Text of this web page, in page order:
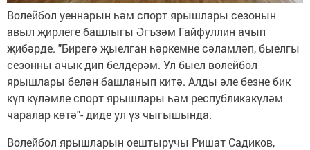
Волейбол уеннарын һәм спорт ярышлары сезонын
авыл җирлеге башлыгы Әгъзәм Гайфуллин ачып
җибәрде. "Бирегә җыелган һәркемне сәламләп, быелгы
сезонны ачык дип белдерәм. Ул быел волейбол
ярышлары белән башланып китә. Алды әле безне бик
күп күләмле спорт ярышлары һәм республикакүләм
чаралар көтә"- диде ул үз чыгышында.
Волейбол ярышларын оештыручы Ришат Садиков,